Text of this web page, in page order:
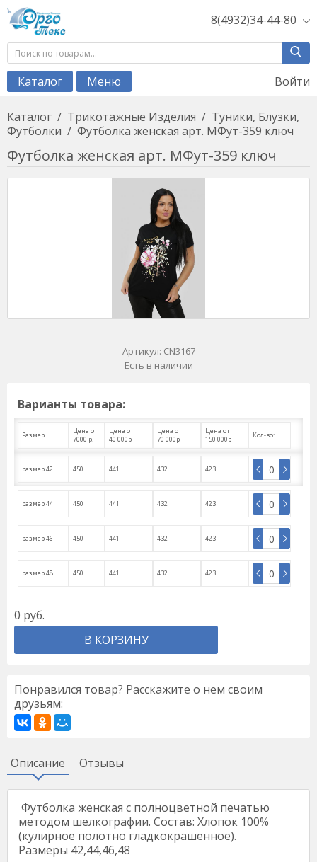
8(4932)34-44-80
Каталог Меню Войти
Каталог / Трикотажные Изделия / Туники, Блузки,
Футболки / Футболка женская арт. МФут-359 ключ
Футболка женская арт. МФут-359 ключ
Артикул: CN3167
Есть в наличии
Варианты товара:
Размер
Цена от
7000 р.
Цена от
40 000р
Цена от
70 000р
Цена от
150 000р
Кол-во:
размер 42 450 441 432 423
размер 44 450 441 432 423
размер 46 450 441 432 423
размер 48 450 441 432 423
0 руб.
В КОРЗИНУ
Понравился товар? Расскажите о нем своим
друзьям:
Описание Отзывы
Футболка женская с полноцветной печатью
методом шелкографии. Состав: Хлопок 100%
(кулирное полотно гладкокрашенное).
Размеры 42,44,46,48